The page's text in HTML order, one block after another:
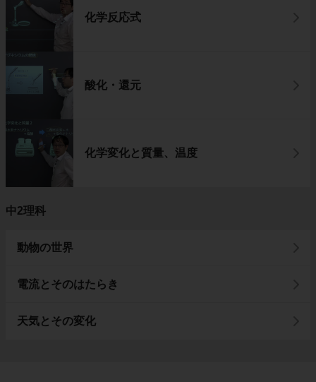
化学反応式
酸化・還元
化学変化と質量、温度
中2理科
動物の世界
電流とそのはたらき
天気とその変化